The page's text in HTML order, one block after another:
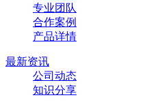
专业团队
合作案例
产品详情
最新资讯
公司动态
知识分享